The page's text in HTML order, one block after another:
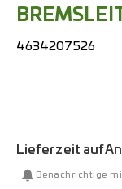
4634207526
Lieferzeit auf
Benachrichtige